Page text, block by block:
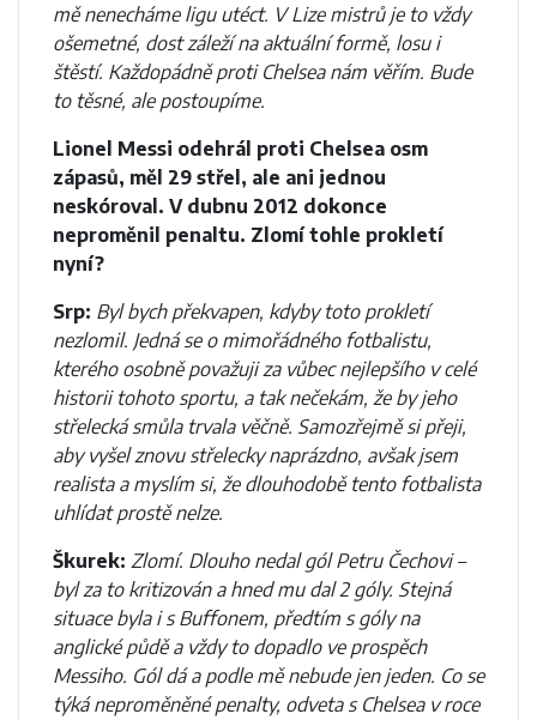
mě nenecháme ligu utéct. V Lize mistrů je to vždy
ošemetné, dost záleží na aktuální formě, losu i
štěstí. Každopádně proti Chelsea nám věřím. Bude
to těsné, ale postoupíme.
Lionel Messi odehrál proti Chelsea osm
zápasů, měl 29 střel, ale ani jednou
neskóroval. V dubnu 2012 dokonce
neproměnil penaltu. Zlomí tohle prokletí
nyní?
Srp: Byl bych překvapen, kdyby toto prokletí
nezlomil. Jedná se o mimořádného fotbalistu,
kterého osobně považuji za vůbec nejlepšího v celé
historii tohoto sportu, a tak nečekám, že by jeho
střelecká smůla trvala věčně. Samozřejmě si přeji,
aby vyšel znovu střelecky naprázdno, avšak jsem
realista a myslím si, že dlouhodobě tento fotbalista
uhlídat prostě nelze.
Škurek: Zlomí. Dlouho nedal gól Petru Čechovi –
byl za to kritizován a hned mu dal 2 góly. Stejná
situace byla i s Buffonem, předtím s góly na
anglické půdě a vždy to dopadlo ve prospěch
Messiho. Gól dá a podle mě nebude jen jeden. Co se
týká neproměněné penalty, odveta s Chelsea v roce